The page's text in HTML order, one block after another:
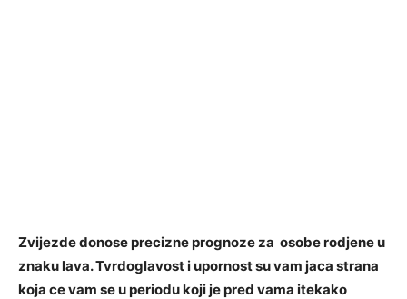
Zvijezde donose precizne prognoze za osobe rodjene u
znaku lava. Tvrdoglavost i upornost su vam jaca strana
koja ce vam se u periodu koji je pred vama itekako